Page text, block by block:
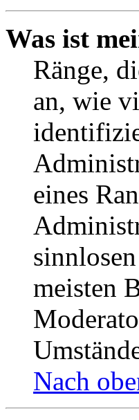
Was ist
Ränge,
an, wie
eines
meisten
Nach